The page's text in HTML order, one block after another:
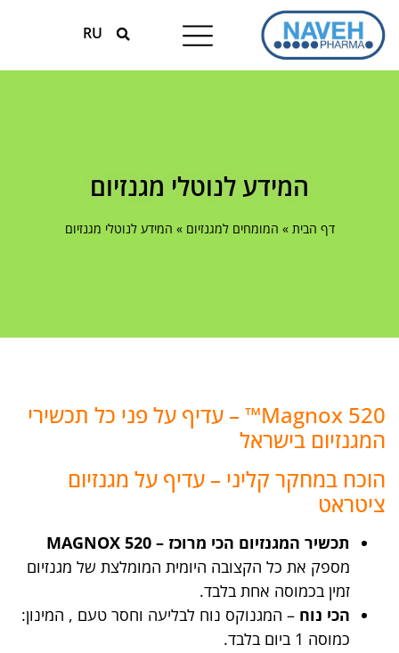
RU
המידע לנוטלי מגנזיום
דף הבית » המומחים למגנזיום » המידע לנוטלי מגנזיום
Magnox 520™ – עדיף על פני כל תכשירי
המגנזיום בישראל
הוכח במחקר קליני – עדיף על מגנזיום
ציטראט
תכשיר המגנזיום הכי מרוכז – MAGNOX 520
מספק את כל הקצובה היומית המומלצת של מגנזיום
זמין בכמוסה אחת בלבד.
הכי נוח – המגנוקס נוח לבליעה וחסר טעם , המינון:
כמוסה 1 ביום בלבד.